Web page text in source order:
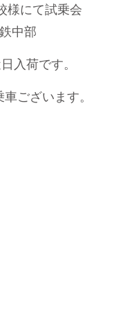
様にて試乗会
中部
入荷です。
ございます。